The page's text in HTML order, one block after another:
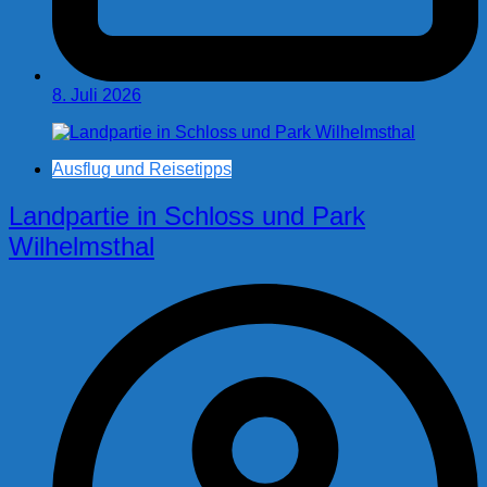
8. Juli 2026
Ausflug und Reisetipps
Landpartie in Schloss und Park
Wilhelmsthal